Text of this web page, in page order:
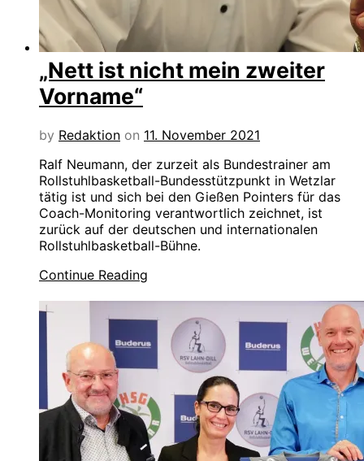
„Nett ist nicht mein zweiter
Vorname“
by Redaktion on 11. November 2021
Ralf Neumann, der zurzeit als Bundestrainer am
Rollstuhlbasketball-Bundesstützpunkt in Wetzlar
tätig ist und sich bei den Gießen Pointers für das
Coach-Monitoring verantwortlich zeichnet, ist
zurück auf der deutschen und internationalen
Rollstuhlbasketball-Bühne.
Continue Reading